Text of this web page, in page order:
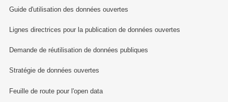
Guide d'utilisation des données ouvertes
Lignes directrices pour la publication de données ouvertes
Demande de réutilisation de données publiques
Stratégie de données ouvertes
Feuille de route pour l'open data